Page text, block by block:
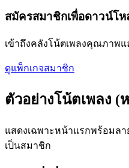
สมัครสมาชิกเพื่อดาวน์โห
เข้าถึงคลังโน้ตเพลงคุณภาพ
ดูแพ็กเกจสมาชิก
ตัวอย่างโน้ตเพลง (
แสดงเฉพาะหน้าแรกพร้อมล
เป็นสมาชิก